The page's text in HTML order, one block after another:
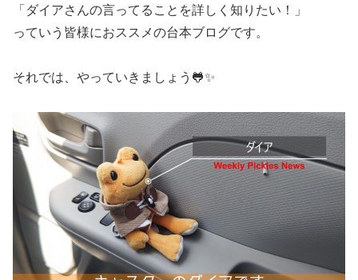
「ダイアさんの言ってることを詳しく知りたい！」
っていう皆様におススメの台本ブログです。
それでは、やっていきましょう🐸✨